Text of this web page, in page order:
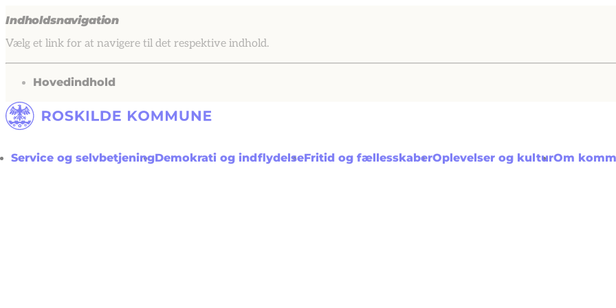
Indholdsnavigation
Vælg et link for at navigere til det respektive indhold.
gå til
Hovedindhold
Service og selvbetjeningDemokrati og indflydelseFritid og fællesskaberOplevelser og kulturOm